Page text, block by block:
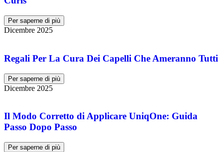
Per saperne di più
Dicembre 2025
Regali Per La Cura Dei Capelli Che Ameranno Tutti
Per saperne di più
Dicembre 2025
Il Modo Corretto di Applicare UniqOne: Guida
Passo Dopo Passo
Per saperne di più